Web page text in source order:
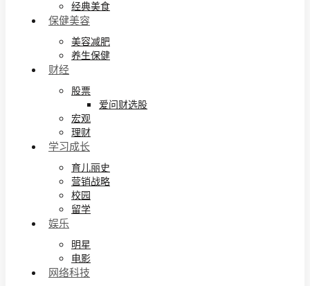
经典美食
保健美容
美容减肥
养生保健
财经
股票
爱问财选股
宏观
理财
学习成长
育儿丽史
营销战略
校园
留学
娱乐
明星
电影
网络科技